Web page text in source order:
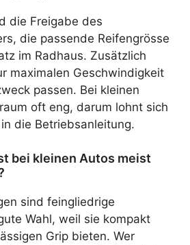
die Freigabe des
die passende Reifengrösse
im Radhaus. Zusätzlich
maximalen Geschwindigkeit
passen. Bei kleinen
oft eng, darum lohnt sich
die Betriebsanleitung.
bei kleinen Autos meist
sind feingliedrige
Wahl, weil sie kompakt
Grip bieten. Wer